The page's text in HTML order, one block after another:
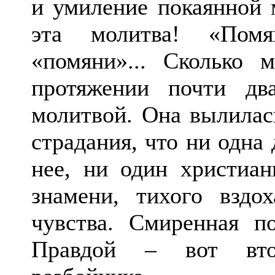
и умиление покаянной
эта молитва!
«помяни»... Сколько
протяжении почти
молитвой. Она
страдания, что ни
нее, ни один
знамени, тихого
чувства. Смиренная
Правдой – вот